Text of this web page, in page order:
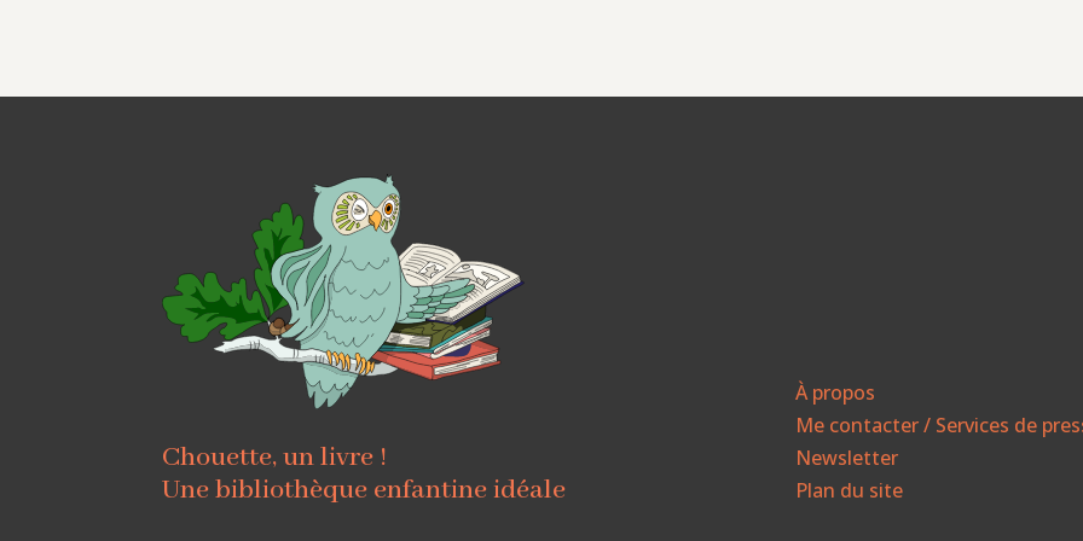
Chouette, un livre !
Une bibliothèque enfantine idéale
À propos
Me contacter / Services de
Newsletter
Plan du site